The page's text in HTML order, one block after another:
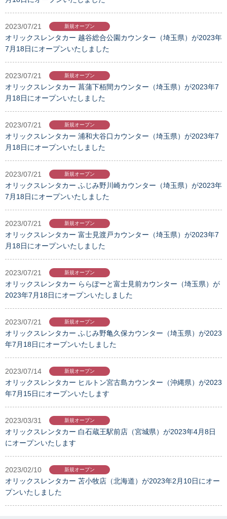
2023/07/21 新規オープン
オリックスレンタカー 越谷総合公園カウンター（埼玉県）が2023年
7月18日にオープンいたしました
2023/07/21 新規オープン
オリックスレンタカー 菖蒲下栢間カウンター（埼玉県）が2023年7
月18日にオープンいたしました
2023/07/21 新規オープン
オリックスレンタカー 浦和大谷口カウンター（埼玉県）が2023年7
月18日にオープンいたしました
2023/07/21 新規オープン
オリックスレンタカー ふじみ野川崎カウンター（埼玉県）が2023年
7月18日にオープンいたしました
2023/07/21 新規オープン
オリックスレンタカー 富士見渡戸カウンター（埼玉県）が2023年7
月18日にオープンいたしました
2023/07/21 新規オープン
オリックスレンタカー ららぽーと富士見前カウンター（埼玉県）が
2023年7月18日にオープンいたしました
2023/07/21 新規オープン
オリックスレンタカー ふじみ野亀久保カウンター（埼玉県）が2023
年7月18日にオープンいたしました
2023/07/14 新規オープン
オリックスレンタカー ヒルトン宮古島カウンター（沖縄県）が2023
年7月15日にオープンいたします
2023/03/31 新規オープン
オリックスレンタカー 白石蔵王駅前店（宮城県）が2023年4月8日
にオープンいたします
2023/02/10 新規オープン
オリックスレンタカー 苫小牧店（北海道）が2023年2月10日にオー
プンいたしました